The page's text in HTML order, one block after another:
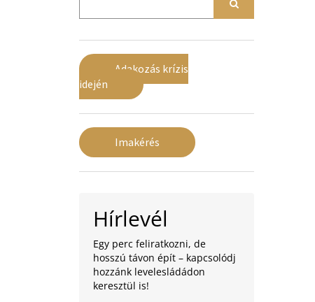
Adakozás krízis
idején
Imakérés
Hírlevél
Egy perc feliratkozni, de
hosszú távon épít – kapcsolódj
hozzánk levelesládádon
keresztül is!